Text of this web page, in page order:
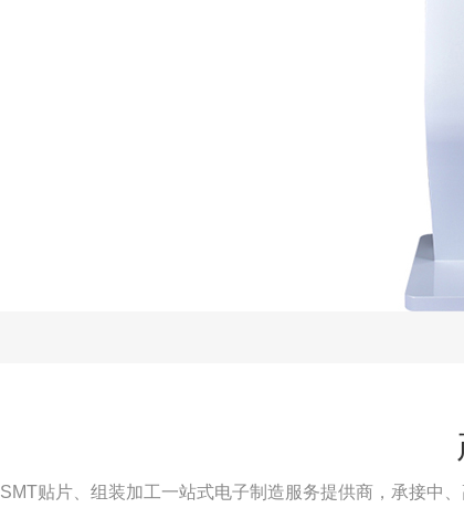
SMT贴片、组装加工一站式电子制造服务提供商，承接中